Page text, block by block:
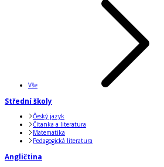
Vše
Střední školy
Český jazyk
Čítanka a literatura
Matematika
Pedagogická literatura
Angličtina